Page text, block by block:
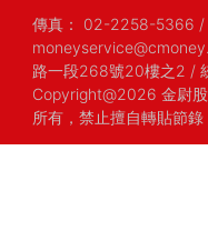
傳真： 02-2258-5366 /
路一段268號20樓之2 /
Copyright@2026 金尉
所有，禁止擅自轉貼節錄